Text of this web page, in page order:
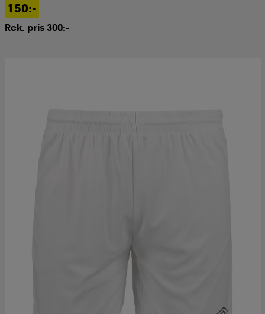
150:-
Rek. pris 300:-